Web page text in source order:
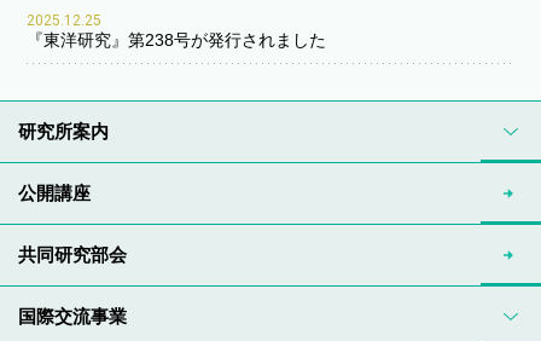
2025.12.25
『東洋研究』第238号が発行されました
研究所案内
公開講座
共同研究部会
国際交流事業